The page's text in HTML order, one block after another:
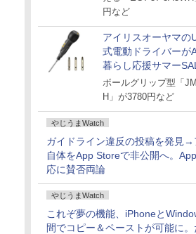
円など
アイリスオーヤマの
式電動ドライバーが
暮らし応援サマー
場
ボールグリップ型「
H」が3780円など
やじうまWatch
ガイドライン違反の投稿を発見→
自体をApp Storeで非公開へ。
応に賛否両論
やじうまWatch
これぞ夢の機能、iPhoneと
間でコピー＆ペーストが可能に。